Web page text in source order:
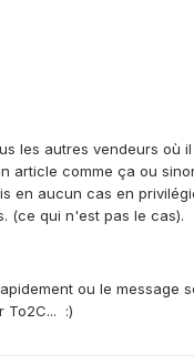
les autres vendeurs où
article comme ça ou
en aucun cas en
(ce qui n'est pas le cas).
ou le message
To2C... :)